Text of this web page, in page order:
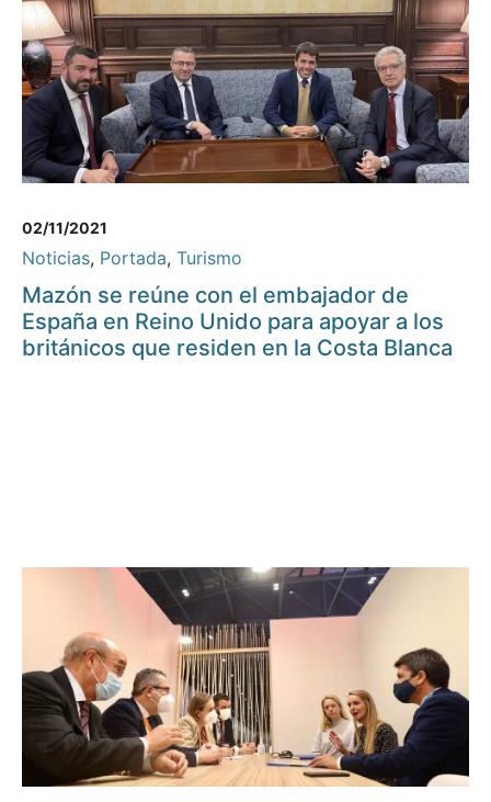
02/11/2021
Noticias, Portada, Turismo
Mazón se reúne con el embajador de
España en Reino Unido para apoyar a los
británicos que residen en la Costa Blanca